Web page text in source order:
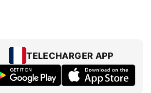
TELECHARGER APP